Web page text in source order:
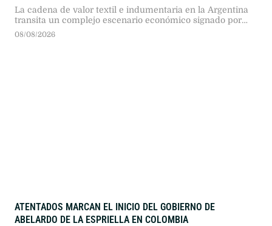
La cadena de valor textil e indumentaria en la Argentina
transita un complejo escenario económico signado por
más de dos años consecutivos de caída en su actividad.
08/08/2026
ATENTADOS MARCAN EL INICIO DEL GOBIERNO DE
ABELARDO DE LA ESPRIELLA EN COLOMBIA